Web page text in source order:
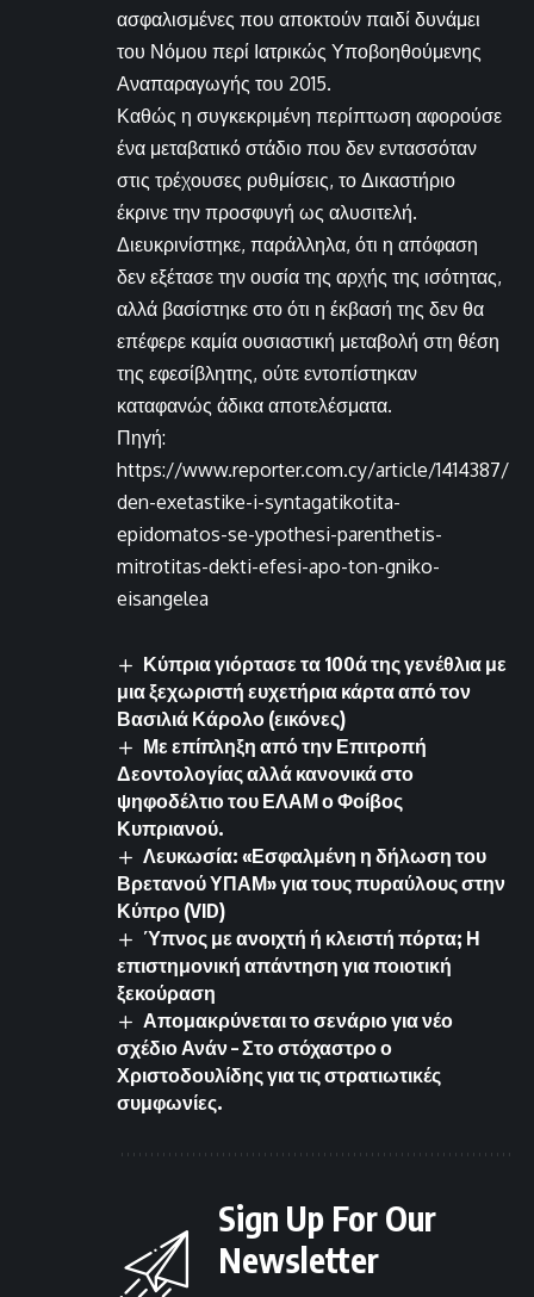
ασφαλισμένες που αποκτούν παιδί δυνάμει
του Νόμου περί Ιατρικώς Υποβοηθούμενης
Αναπαραγωγής του 2015.
Καθώς η συγκεκριμένη περίπτωση αφορούσε
ένα μεταβατικό στάδιο που δεν εντασσόταν
στις τρέχουσες ρυθμίσεις, το Δικαστήριο
έκρινε την προσφυγή ως αλυσιτελή.
Διευκρινίστηκε, παράλληλα, ότι η απόφαση
δεν εξέτασε την ουσία της αρχής της ισότητας,
αλλά βασίστηκε στο ότι η έκβασή της δεν θα
επέφερε καμία ουσιαστική μεταβολή στη θέση
της εφεσίβλητης, ούτε εντοπίστηκαν
καταφανώς άδικα αποτελέσματα.
Πηγή:
https://www.reporter.com.cy/article/1414387/
den-exetastike-i-syntagatikotita-
epidomatos-se-ypothesi-parenthetis-
mitrotitas-dekti-efesi-apo-ton-gniko-
eisangelea
Κύπρια γιόρτασε τα 100ά της γενέθλια με
μια ξεχωριστή ευχετήρια κάρτα από τον
Βασιλιά Κάρολο (εικόνες)
Με επίπληξη από την Επιτροπή
Δεοντολογίας αλλά κανονικά στο
ψηφοδέλτιο του ΕΛΑΜ ο Φοίβος
Κυπριανού.
Λευκωσία: «Εσφαλμένη η δήλωση του
Βρετανού ΥΠΑΜ» για τους πυραύλους στην
Κύπρο (VID)
Ύπνος με ανοιχτή ή κλειστή πόρτα; Η
επιστημονική απάντηση για ποιοτική
ξεκούραση
Απομακρύνεται το σενάριο για νέο
σχέδιο Ανάν – Στο στόχαστρο ο
Χριστοδουλίδης για τις στρατιωτικές
συμφωνίες.
Sign Up For Our
Newsletter